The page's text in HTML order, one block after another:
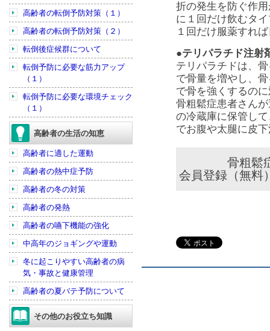
高齢者の転倒予防対策（１）
高齢者の転倒予防対策（２）
転倒後症候群について
転倒予防に必要な筋力アップ
（１）
転倒予防に必要な環境チェック
（１）
高齢者の生活の知恵
高齢者に適した運動
高齢者の熱中症予防
高齢者の冬の対策
高齢者の発熱
高齢者の嚥下機能の強化
中高年のジョギングや運動
冬に起こりやすい高齢者の病
気・事故と健康管理
高齢者の夏バテ予防について
その他のお役立ち知識
折の発生を防ぐ作
に１回だけ飲むタ
１回だけ服薬すれ
●テリパラチド注射
テリパラチドは、
で骨量を増やし、
で骨を強くするの
骨粗鬆症患者さん
の冷蔵庫に保管し
でお腹や太腿に皮
骨粗鬆
会員登録（無料